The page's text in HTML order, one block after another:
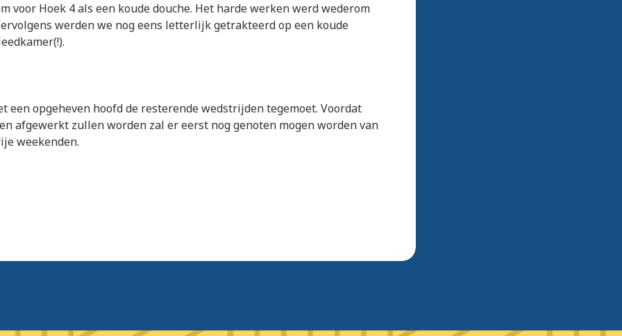
voor Hoek 4 als een koude douche. Het harde werken werd wederom
werden we nog eens letterlijk getrakteerd op een koude
een opgeheven hoofd de resterende wedstrijden tegemoet. Voordat
afgewerkt zullen worden zal er eerst nog genoten mogen worden van
weekenden.